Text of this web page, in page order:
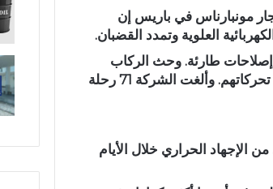
مونبارناس في باريس إن
‌العلوية وتمدد القضبان.
الشبكة و2000 آخرين لتنفيذ إصلاحات طارئة. وحث الركاب
الذين قد يتأثرون بمثل هذه الظروف على تأجيل استخدام ‌القطارات في تحركاتهم. وألغت الشركة 71 رحلة
بأنه استقبل نحو 150 حيوانا يعاني من الإجهاد الحراري خلال الأيام